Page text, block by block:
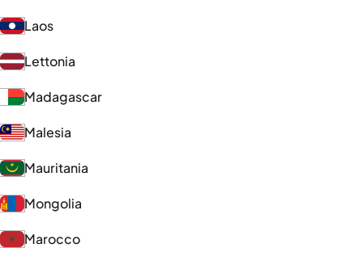
Laos
Lettonia
Madagascar
Malesia
Mauritania
Mongolia
Marocco